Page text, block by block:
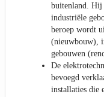
buitenland. Hij
industriële
beroep wordt
(nieuwbouw),
gebouwen
De
bevoegd
installaties die